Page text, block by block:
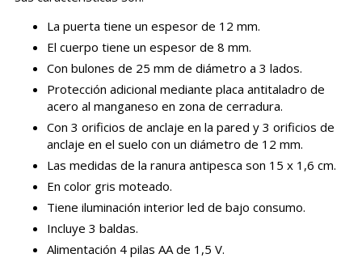
La puerta tiene un espesor de 12 mm.
El cuerpo tiene un espesor de 8 mm.
Con bulones de 25 mm de diámetro a 3 lados.
Protección adicional mediante placa antitaladro de
acero al manganeso en zona de cerradura.
Con 3 orificios de anclaje en la pared y 3 orificios de
anclaje en el suelo con un diámetro de 12 mm.
Las medidas de la ranura antipesca son 15 x 1,6 cm.
En color gris moteado.
Tiene iluminación interior led de bajo consumo.
Incluye 3 baldas.
Alimentación 4 pilas AA de 1,5 V.